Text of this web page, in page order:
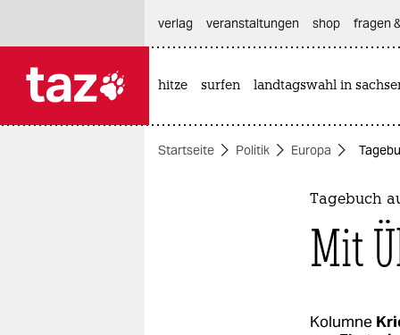
themen
verlag
veranstaltungen shop fragen
hitze surfen landtagswahl in
Startseite Politik Europa
Tagebuch
Mit
Kolumne